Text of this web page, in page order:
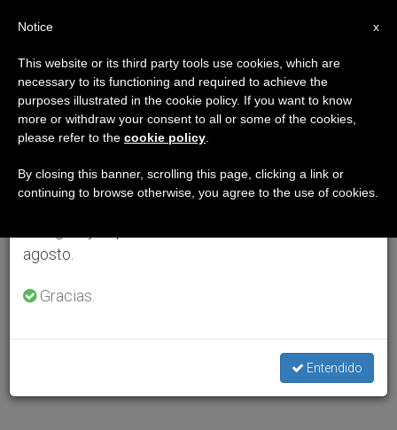
×
Aviso importante
Del 27 de julio al 7 de agosto haremos la pausa
anual, aprovechando que en el periodo de verano
se generan menos informaciones y también el
agosto.
Gracias.
Entendido
x
Notice
This website or its third party tools use cookies, which are
necessary to its functioning and required to achieve the
purposes illustrated in the cookie policy. If you want to know
more or withdraw your consent to all or some of the cookies,
please refer to the cookie policy
By closing this banner, scrolling this page, clicking a link or
continuing to browse otherwise, you agree to the use of cookies.